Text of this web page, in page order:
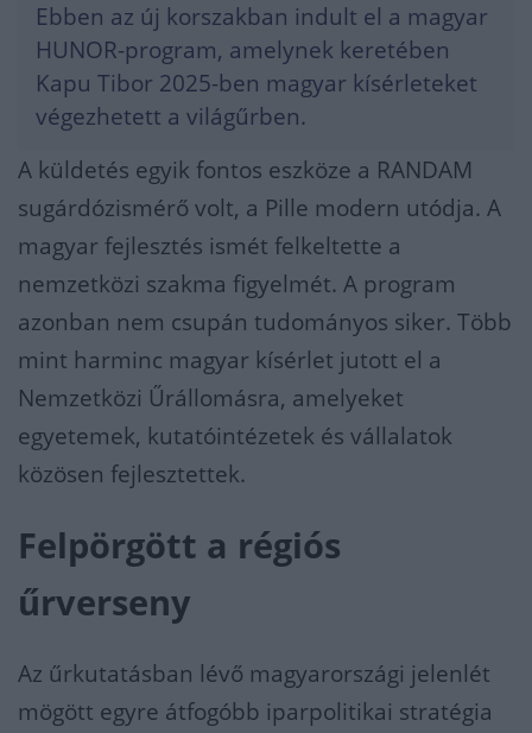
Ebben az új korszakban indult el a magyar
HUNOR-program, amelynek keretében
Kapu Tibor 2025-ben magyar kísérleteket
végezhetett a világűrben.
A küldetés egyik fontos eszköze a RANDAM
sugárdózismérő volt, a Pille modern utódja. A
magyar fejlesztés ismét felkeltette a
nemzetközi szakma figyelmét. A program
azonban nem csupán tudományos siker. Több
mint harminc magyar kísérlet jutott el a
Nemzetközi Űrállomásra, amelyeket
egyetemek, kutatóintézetek és vállalatok
közösen fejlesztettek.
Felpörgött a régiós
űrverseny
Az űrkutatásban lévő magyarországi jelenlét
mögött egyre átfogóbb iparpolitikai stratégia